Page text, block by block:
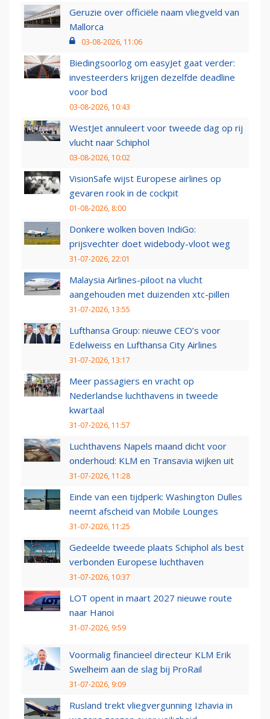
Geruzie over officiële naam vliegveld van
Mallorca
03-08-2026, 11:06
Biedingsoorlog om easyJet gaat verder:
investeerders krijgen dezelfde deadline
voor bod
03-08-2026, 10:43
WestJet annuleert voor tweede dag op rij
vlucht naar Schiphol
03-08-2026, 10:02
VisionSafe wijst Europese airlines op
gevaren rook in de cockpit
01-08-2026, 8:00
Donkere wolken boven IndiGo:
prijsvechter doet widebody-vloot weg
31-07-2026, 22:01
Malaysia Airlines-piloot na vlucht
aangehouden met duizenden xtc-pillen
31-07-2026, 13:55
Lufthansa Group: nieuwe CEO’s voor
Edelweiss en Lufthansa City Airlines
31-07-2026, 13:17
Meer passagiers en vracht op
Nederlandse luchthavens in tweede
kwartaal
31-07-2026, 11:57
Luchthavens Napels maand dicht voor
onderhoud: KLM en Transavia wijken uit
31-07-2026, 11:28
Einde van een tijdperk: Washington Dulles
neemt afscheid van Mobile Lounges
31-07-2026, 11:25
Gedeelde tweede plaats Schiphol als best
verbonden Europese luchthaven
31-07-2026, 10:37
LOT opent in maart 2027 nieuwe route
naar Hanoi
31-07-2026, 9:59
Voormalig financieel directeur KLM Erik
Swelheim aan de slag bij ProRail
31-07-2026, 9:09
Rusland trekt vliegvergunning Izhavia in